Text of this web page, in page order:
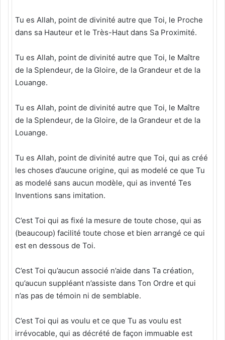
Tu es Allah, point de divinité autre que Toi, le Proche
dans sa Hauteur et le Très-Haut dans Sa Proximité.
Tu es Allah, point de divinité autre que Toi, le Maître
de la Splendeur, de la Gloire, de la Grandeur et de la
Louange.
Tu es Allah, point de divinité autre que Toi, le Maître
de la Splendeur, de la Gloire, de la Grandeur et de la
Louange.
Tu es Allah, point de divinité autre que Toi, qui as créé
les choses d’aucune origine, qui as modelé ce que Tu
as modelé sans aucun modèle, qui as inventé Tes
Inventions sans imitation.
C’est Toi qui as fixé la mesure de toute chose, qui as
(beaucoup) facilité toute chose et bien arrangé ce qui
est en dessous de Toi.
C’est Toi qu’aucun associé n’aide dans Ta création,
qu’aucun suppléant n’assiste dans Ton Ordre et qui
n’as pas de témoin ni de semblable.
C’est Toi qui as voulu et ce que Tu as voulu est
irrévocable, qui as décrété de façon immuable est